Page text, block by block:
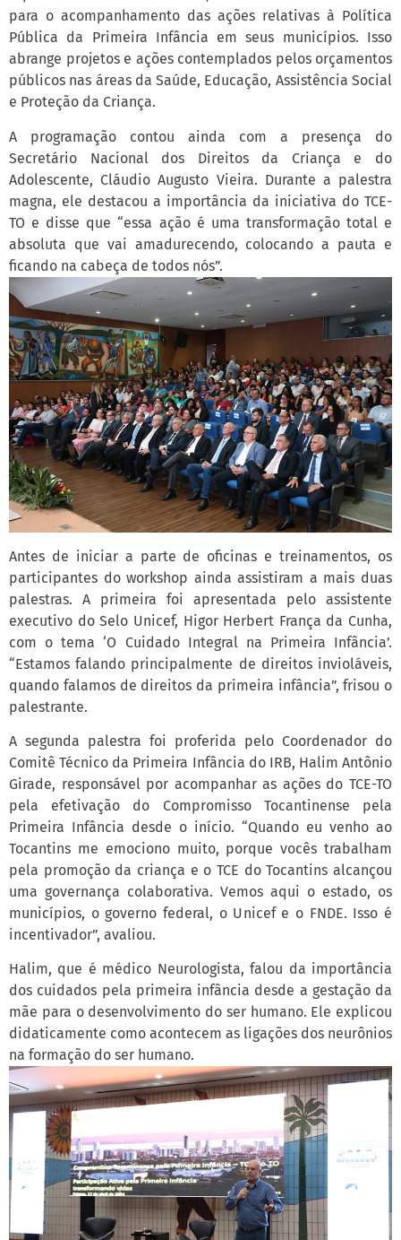
para o acompanhamento das ações relativas à Política
Pública da Primeira Infância em seus municípios. Isso
abrange projetos e ações contemplados pelos orçamentos
públicos nas áreas da Saúde, Educação, Assistência Social
e Proteção da Criança.
A programação contou ainda com a presença do
Secretário Nacional dos Direitos da Criança e do
Adolescente, Cláudio Augusto Vieira. Durante a palestra
magna, ele destacou a importância da iniciativa do TCE-
TO e disse que “essa ação é uma transformação total e
absoluta que vai amadurecendo, colocando a pauta e
ficando na cabeça de todos nós”.
Antes de iniciar a parte de oficinas e treinamentos, os
participantes do workshop ainda assistiram a mais duas
palestras. A primeira foi apresentada pelo assistente
executivo do Selo Unicef, Higor Herbert França da Cunha,
com o tema ‘O Cuidado Integral na Primeira Infância’.
“Estamos falando principalmente de direitos invioláveis,
quando falamos de direitos da primeira infância”, frisou o
palestrante.
A segunda palestra foi proferida pelo Coordenador do
Comitê Técnico da Primeira Infância do IRB, Halim Antônio
Girade, responsável por acompanhar as ações do TCE-TO
pela efetivação do Compromisso Tocantinense pela
Primeira Infância desde o início. “Quando eu venho ao
Tocantins me emociono muito, porque vocês trabalham
pela promoção da criança e o TCE do Tocantins alcançou
uma governança colaborativa. Vemos aqui o estado, os
municípios, o governo federal, o Unicef e o FNDE. Isso é
incentivador”, avaliou.
Halim, que é médico Neurologista, falou da importância
dos cuidados pela primeira infância desde a gestação da
mãe para o desenvolvimento do ser humano. Ele explicou
didaticamente como acontecem as ligações dos neurônios
na formação do ser humano.